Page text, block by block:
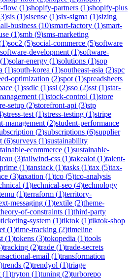
flow (1)shopify-partners (1)shopify-plus
3)sis (1)sisense (1)six-sigma (1)sizing
business (10)smart-factory (1)smart-
(1)smb (9)sms-marketing
1)soc2 (5)social-commerce (5)software
software-development (1)software-
(1)solar-energy (1)solutions (1)sop
(1)south-korea (1)southeast-asia (2)spc
optimization (2)spot (1)spreadsheets
(1)ssdlc (1)ssl (2)sso (2)sst (1)star-
(1)stock-control (1)store
setup (2)storefront-api (3)stp
)stress-test (1)stress-testing (1)stripe
management (2)student-performance
(2)subscriptions (6)supplier
(6)surveys (1)sustainability
ecommerce (1)sustainable-
(3)tailwind-css (1)takealot (1)talent-
(1)tanstack (1)tasks (1)tax (5)tax-
(3)taxation (1)tco (5)tco-analysis
(1)technical-seo (4)technology
(1)terraform (1)territory-
messaging (1)textile (2)theme-
of-constraints (1)third-party
ticketing-system (1)tiktok (1)tiktok-shop
(1)time-tracking (2)timeline
(1)tokens (3)tokopedia (1)tools
)tracking (2)trade (1)trade-secrets
email (1)transformation
)trends (2)trendyol (1)triage
(1)tryton (1)tuning (2)turborepo